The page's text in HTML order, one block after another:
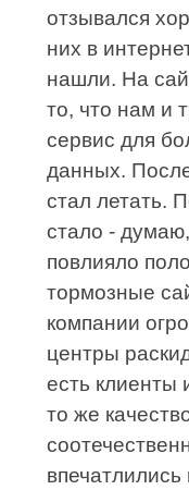
отзывался
них в
нашли. На
то, что нам и
сервис для
данных.
стал летать.
стало -
повлияло
тормозные
компании
центры
есть клиенты
то же